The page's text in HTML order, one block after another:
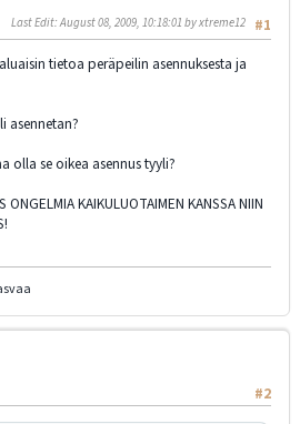
#1
Last Edit: August 08, 2009, 10:18:01 by xtreme12
tietoa peräpeilin asennuksesta ja
asennetan?
olla se oikea asennus tyyli?
KAIKULUOTAIMEN KANSSA NIIN
#2